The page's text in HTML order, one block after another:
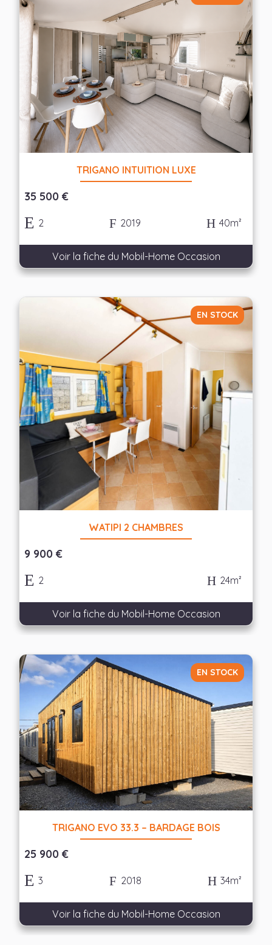
Largeur
— Choisir —
Nombre de chambres
— Choisir —
Appliquer les filtres
TRIGANO INTUITION LUXE
35 500 €
2 2019 40m²
Voir la fiche du Mobil-Home Occasion
EN STOCK
WATIPI 2 CHAMBRES
9 900 €
2 24m²
Voir la fiche du Mobil-Home Occasion
EN STOCK
TRIGANO EVO 33.3 – BARDAGE BOIS
25 900 €
3 2018 34m²
Voir la fiche du Mobil-Home Occasion